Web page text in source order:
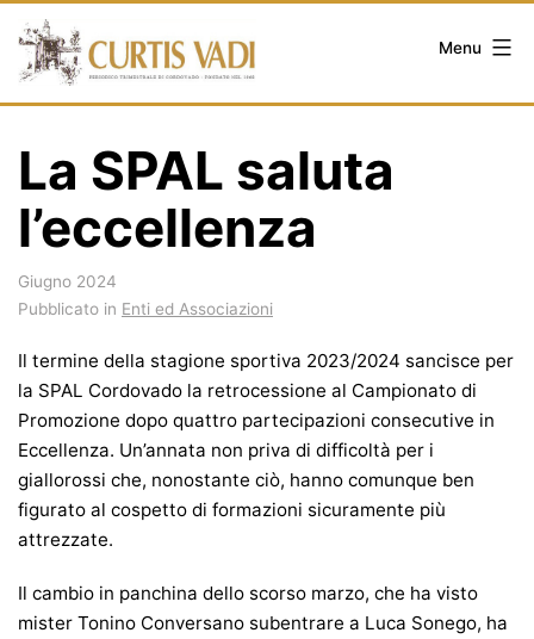
Salta
contenuto
Menu
La SPAL saluta
l’eccellenza
Giugno 2024
Pubblicato in Enti ed Associazioni
Il termine della stagione sportiva 2023/2024 sancisce per
la SPAL Cordovado la retrocessione al Campionato di
Promozione dopo quattro partecipazioni consecutive in
Eccellenza. Un’annata non priva di difficoltà per i
giallorossi che, nonostante ciò, hanno comunque ben
figurato al cospetto di formazioni sicuramente più
attrezzate.
Il cambio in panchina dello scorso marzo, che ha visto
mister Tonino Conversano subentrare a Luca Sonego, ha